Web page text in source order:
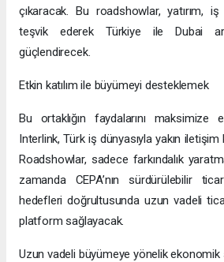
çıkaracak. Bu roadshowlar, yatırım,
teşvik ederek Türkiye ile Dubai
güçlendirecek.
Etkin katılım ile büyümeyi desteklemek
Bu ortaklığın faydalarını
Interlink, Türk iş dünyasıyla yakın
Roadshowlar, sadece farkındalık
zamanda CEPA’nın sürdürülebilir
hedefleri doğrultusunda uzun vadeli
platform sağlayacak.
Uzun vadeli büyümeye yönelik ekonomik